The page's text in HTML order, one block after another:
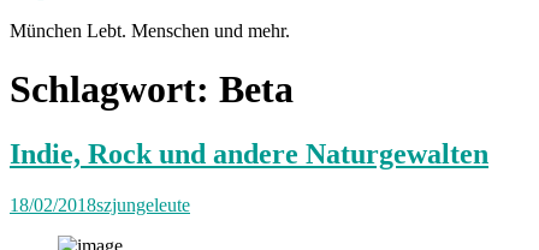
München Lebt. Menschen und mehr.
Schlagwort: Beta
Indie, Rock und andere Naturgewalten
18/02/2018szjungeleute